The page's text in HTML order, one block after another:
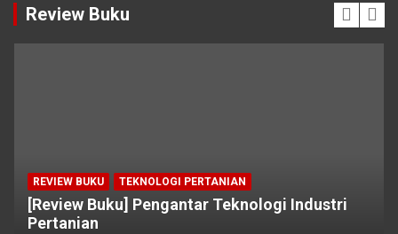
Review Buku
REVIEW BUKU TEKNOLOGI PERTANIAN
[Review Buku] Pengantar Teknologi Industri
Pertanian